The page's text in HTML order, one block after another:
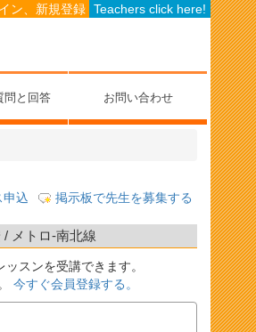
ン、新規登録 Teachers click here!
問と回答 お問い合わせ
申込 掲示板で先生を募集する
メトロ-南北線
スンを受講できます。
今すぐ会員登録する。